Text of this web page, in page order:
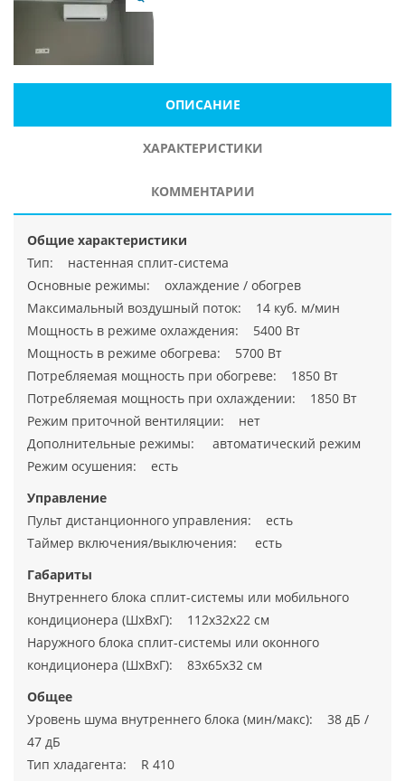
ОПИСАНИЕ
ХАРАКТЕРИСТИКИ
КОММЕНТАРИИ
Общие характеристики
Тип: настенная сплит-система
Основные режимы: охлаждение / обогрев
Максимальный воздушный поток: 14 куб. м/мин
Мощность в режиме охлаждения: 5400 Вт
Мощность в режиме обогрева: 5700 Вт
Потребляемая мощность при обогреве: 1850 Вт
Потребляемая мощность при охлаждении: 1850 Вт
Режим приточной вентиляции: нет
Дополнительные режимы: автоматический режим
Режим осушения: есть
Управление
Пульт дистанционного управления: есть
Таймер включения/выключения: есть
Габариты
Внутреннего блока сплит-системы или мобильного
кондиционера (ШxВxГ): 112x32x22 см
Наружного блока сплит-системы или оконного
кондиционера (ШxВxГ): 83x65x32 см
Общее
Уровень шума внутреннего блока (мин/макс): 38 дБ /
47 дБ
Тип хладагента: R 410